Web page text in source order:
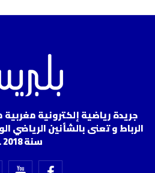
جريدة رياضية إلكترونية
الرباط و تعنى بالشأنين
سنة 2018 .